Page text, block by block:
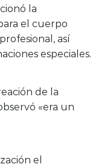
la
el cuerpo
así
especiales.
de la
«era un
el